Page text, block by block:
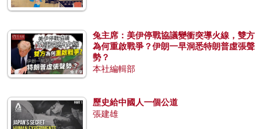
兔主席：美伊停戰協議變衝突導火線，雙方
為何重啟戰爭？伊朗一早洞悉特朗普虛張聲
勢？
本社編輯部
歷史給中國人一個公道
張建雄